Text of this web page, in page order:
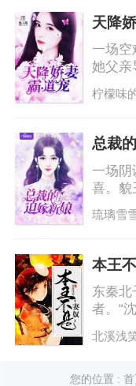
这才
话给某
耐烦，
想……”
天降
一场空
她父亲
回穆
他是
给她
名字，
固……
柠檬味
总裁
一场阴
喜。貌
手回
们向
紧他的
他一
行让你
琉璃雪
本王
东秦北
者。“
本王
给本王
她。王
北溪浅
您的位置 :